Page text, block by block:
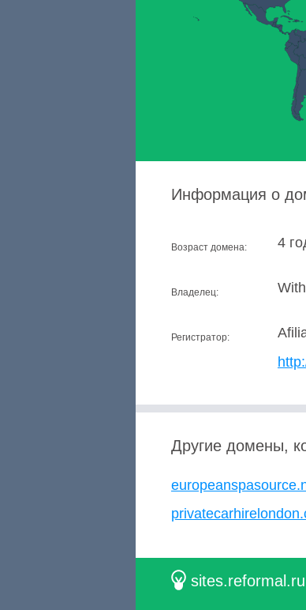
Информация о
Возраст домена: 4
Владелец:
Регистратор:
Другие домены,
sites.reformal.ru